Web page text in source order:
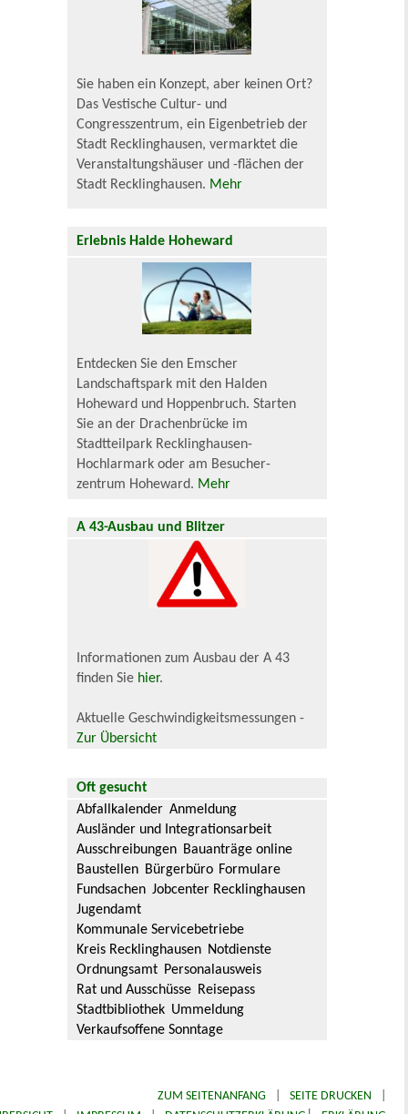
Sie haben ein Konzept, aber keinen Ort?
Das Vestische Cultur- und
Congresszentrum, ein Eigenbetrieb der
Stadt Recklinghausen, vermarktet die
Veranstaltungshäuser und -flächen der
Stadt Recklinghausen. Mehr
Erlebnis Halde Hoheward
Entdecken Sie den Emscher
Landschaftspark mit den Halden
Hoheward und Hoppenbruch. Starten
Sie an der Drachenbrücke im
Stadtteilpark Recklinghausen-
Hochlarmark oder am Besucher-
zentrum Hoheward. Mehr
A 43-Ausbau und Blitzer
Informationen zum Ausbau der A 43
finden Sie hier.
Aktuelle Geschwindigkeitsmessungen -
Zur Übersicht
Oft gesucht
Abfallkalender Anmeldung
Ausländer und Integrationsarbeit
Ausschreibungen Bauanträge online
Baustellen Bürgerbüro Formulare
Fundsachen Jobcenter Recklinghausen
Jugendamt
Kommunale Servicebetriebe
Kreis Recklinghausen Notdienste
Ordnungsamt Personalausweis
Rat und Ausschüsse Reisepass
Stadtbibliothek Ummeldung
Verkaufsoffene Sonntage
ZUM SEITENANFANG SEITE DRUCKEN